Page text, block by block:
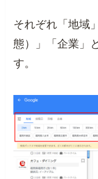
それぞれ「地域
態）」「企業」
す。